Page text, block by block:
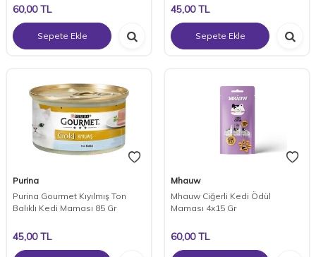
60,00TL
Sepete Ekle
45,00TL
Sepete Ekle
Purina
Purina Gourmet Kıyılmış Ton
Balıklı Kedi Maması 85 Gr
45,00TL
Mhauw
Mhauw Ciğerli Kedi Ödül
Maması 4x15 Gr
60,00TL